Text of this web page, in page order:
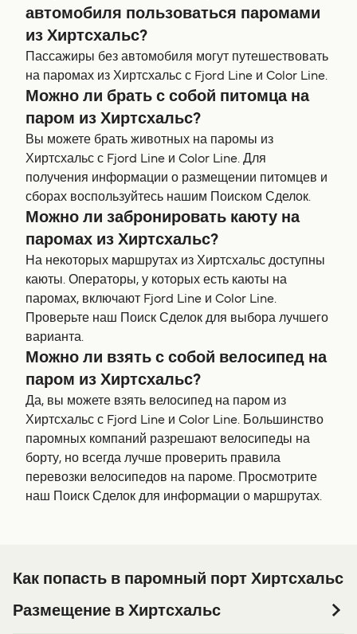
автомобиля пользоваться паромами
из Хиртсхальс?
Пассажиры без автомобиля могут путешествовать
на паромах из Хиртсхальс с Fjord Line и Color Line.
Можно ли брать с собой питомца на
паром из Хиртсхальс?
Вы можете брать животных на паромы из
Хиртсхальс с Fjord Line и Color Line. Для
получения информации о размещении питомцев и
сборах воспользуйтесь нашим Поиском Сделок.
Можно ли забронировать каюту на
паромах из Хиртсхальс?
На некоторых маршрутах из Хиртсхальс доступны
каюты. Операторы, у которых есть каюты на
паромах, включают Fjord Line и Color Line.
Проверьте наш Поиск Сделок для выбора лучшего
варианта.
Можно ли взять с собой велосипед на
паром из Хиртсхальс?
Да, вы можете взять велосипед на паром из
Хиртсхальс с Fjord Line и Color Line. Большинство
паромных компаний разрешают велосипеды на
борту, но всегда лучше проверить правила
перевозки велосипедов на пароме. Просмотрите
наш Поиск Сделок для информации о маршрутах.
Как попасть в паромный порт Хиртсхальс
Размещение в Хиртсхальс